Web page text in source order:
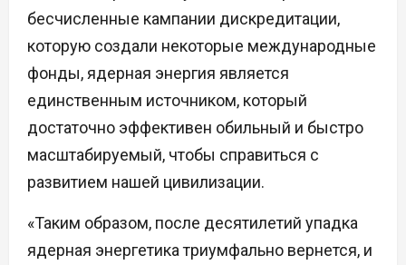
бесчисленные кампании дискредитации,
которую создали некоторые международные
фонды, ядерная энергия является
единственным источником, который
достаточно эффективен обильный и быстро
масштабируемый, чтобы справиться с
развитием нашей цивилизации.
«Таким образом, после десятилетий упадка
ядерная энергетика триумфально вернется, и